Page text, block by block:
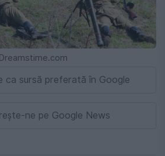
ca sursă preferată în Google
ne pe Google News